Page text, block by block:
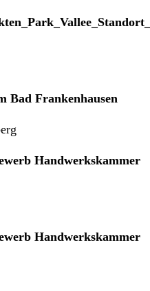
Bad Frankenhausen
Handwerkskammer
Handwerkskammer